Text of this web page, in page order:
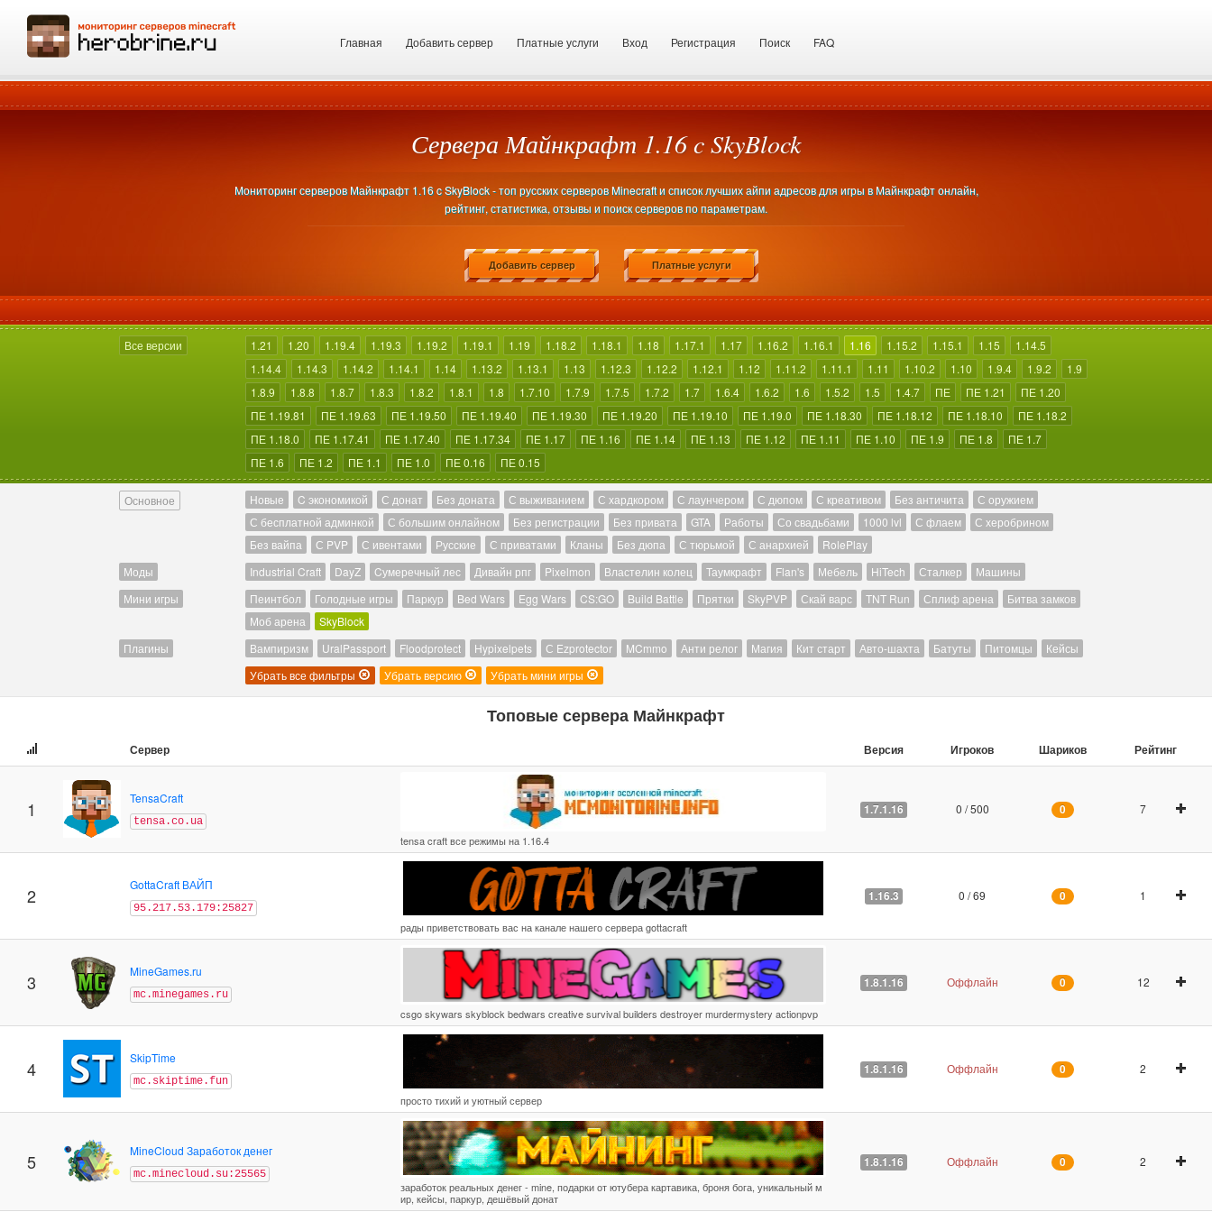
Главная Добавить сервер Платные услуги Вход Регистрация Поиск FAQ
Сервера Майнкрафт 1.16 c SkyBlock
Мониторинг серверов Майнкрафт 1.16 c SkyBlock - топ русских серверов Minecraft и список лучших айпи адресов для игры в Майнкрафт онлайн,
рейтинг, статистика, отзывы и поиск серверов по параметрам.
Добавить сервер Платные услуги
Все версии 1.21 1.20 1.19.4 1.19.3 1.19.2 1.19.1 1.19 1.18.2 1.18.1 1.18 1.17.1 1.17 1.16.2 1.16.1 1.16 1.15.2 1.15.1 1.15
1.14.5
1.14.4
1.14.3 1.14.2 1.14.1 1.14 1.13.2 1.13.1 1.13 1.12.3 1.12.2 1.12.1 1.12 1.11.2 1.11.1 1.11 1.10.2 1.10 1.9.4 1.9.2
1.9
1.8.9
1.8.8 1.8.7 1.8.3 1.8.2 1.8.1 1.8 1.7.10 1.7.9 1.7.5 1.7.2 1.7 1.6.4 1.6.2 1.6 1.5.2 1.5 1.4.7 ПЕ ПЕ 1.21
ПЕ 1.20
ПЕ 1.19.81
ПЕ 1.19.63 ПЕ 1.19.50 ПЕ 1.19.40 ПЕ 1.19.30 ПЕ 1.19.20 ПЕ 1.19.10 ПЕ 1.19.0 ПЕ 1.18.30 ПЕ 1.18.12 ПЕ 1.18.10
ПЕ 1.18.2
ПЕ 1.18.0
ПЕ 1.17.41 ПЕ 1.17.40 ПЕ 1.17.34 ПЕ 1.17 ПЕ 1.16 ПЕ 1.14 ПЕ 1.13 ПЕ 1.12 ПЕ 1.11 ПЕ 1.10 ПЕ 1.9 ПЕ 1.8
ПЕ 1.7
ПЕ 1.6
ПЕ 1.2 ПЕ 1.1 ПЕ 1.0 ПЕ 0.16 ПЕ 0.15
Основное Новые C экономикой С донат Без доната С выживанием С хардкором С лаунчером С дюпом С креативом Без античита
С оружием
С бесплатной админкой
С большим онлайном Без регистрации Без привата GTA Работы Со свадьбами 1000 lvl С флаем
С херобрином
Без вайпа
С PVP С ивентами Русские С приватами Кланы Без дюпа С тюрьмой С анархией
RolePlay
Моды
Industrial Craft DayZ Cумеречный лес Дивайн рпг Pixelmon Властелин колец Таумкрафт Flan's Мебель HiTech Сталкер
Машины
Мини игры
Пеинтбол Голодные игры Паркур Bed Wars Egg Wars CS:GO Build Battle Прятки SkyPVP Скай варс TNT Run Сплиф арена
Битва замков
Моб арена
SkyBlock
Плагины
Вампиризм UralPassport Floodprotect Hypixelpets С Ezprotector MCmmo Анти релог Магия Кит старт Авто-шахта Батуты Питомцы
Кейсы
Убрать все фильтры
Убрать версию Убрать мини игры
Топовые сервера Майнкрафт
Сервер Версия Игроков Шариков Рейтинг
1 TensaCraft
tensa.co.ua
tensa craft все режимы на 1.16.4
1.7.1.16 0 / 500 0 7
2 GottaCraft ВАЙП
95.217.53.179:25827
рады приветствовать вас на канале нашего сервера gottacraft
1.16.3 0 / 69 0 1
3 MineGames.ru
mc.minegames.ru
csgo skywars skyblock bedwars creative survival builders destroyer murdermystery actionpvp
1.8.1.16 Оффлайн 0 12
4 SkipTime
mc.skiptime.fun
просто тихий и уютный сервер
1.8.1.16 Оффлайн 0 2
5 MineCloud Заработок денег
mc.minecloud.su:25565
заработок реальных денег - mine, подарки от ютубера картавика, броня бога, уникальный м
ир, кейсы, паркур, дешёвый донат
1.8.1.16 Оффлайн 0 2